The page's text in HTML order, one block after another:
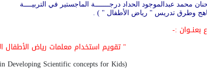
محمد عبدالموجود الحداد درجـــــــة الماجستير في التربيــــة
وطرق تدريس " رياض الأطفال " ) .
:-
" تقويم استخدام معلمات رياض الأطفال
Developing Scientific concepts for Kids)